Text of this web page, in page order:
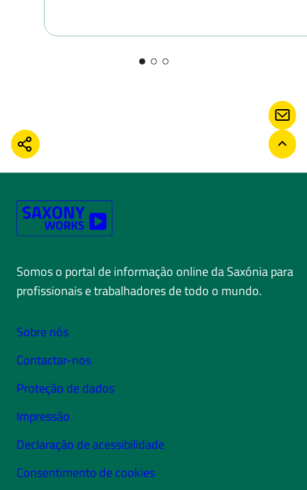
COMPARTILHAR
Somos o portal de informação online da Saxónia para
profissionais e trabalhadores de todo o mundo.
Sobre nós
Contactar-nos
Proteção de dados
Impressão
Declaração de acessibilidade
Consentimento de cookies